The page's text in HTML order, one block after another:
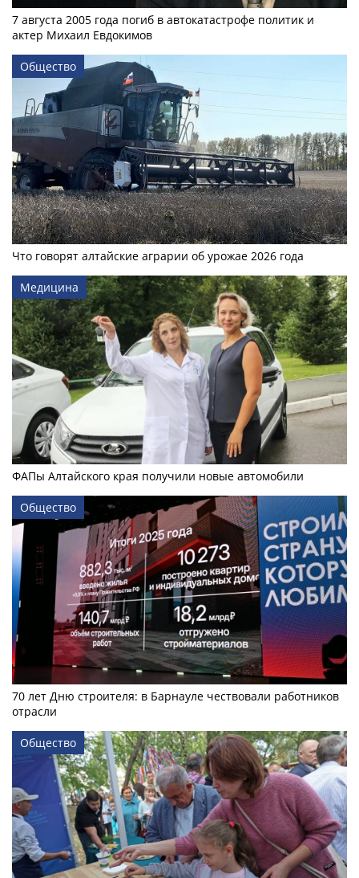
7 августа 2005 года погиб в автокатастрофе политик и
актер Михаил Евдокимов
Общество
Что говорят алтайские аграрии об урожае 2026 года
Медицина
ФАПы Алтайского края получили новые автомобили
Общество
70 лет Дню строителя: в Барнауле чествовали работников
отрасли
Общество